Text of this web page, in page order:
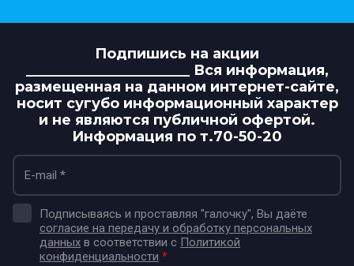
Подпишись на акции
_______________________ Вся информация,
размещенная на данном интернет-сайте,
носит сугубо информационный характер
и не являются публичной офертой.
Информация по т.70-50-20
Подписываясь и проставляя "галочку", Вы даёте
согласие на передачу и обработку персональных
данных в соответствии с Политикой
конфиденциальности *